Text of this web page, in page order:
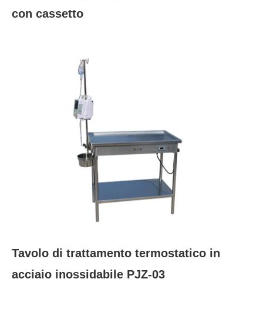
con cassetto
Tavolo di trattamento termostatico in
acciaio inossidabile PJZ-03